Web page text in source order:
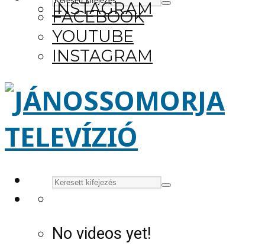
INSTAGRAM
FACEBOOK
YOUTUBE
INSTAGRAM
No videos yet!